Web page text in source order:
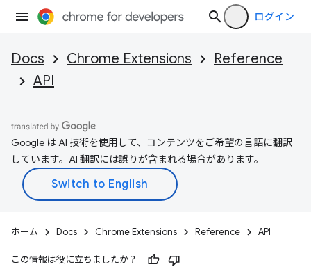
ログイン
Docs Chrome Extensions
Reference
API
Google は AI 技術を使用して、コンテンツをご希望の言語に翻訳
しています。AI 翻訳には誤りが含まれる場合があります。
ホーム Docs Chrome Extensions Reference API
この情報は役に立ちましたか？